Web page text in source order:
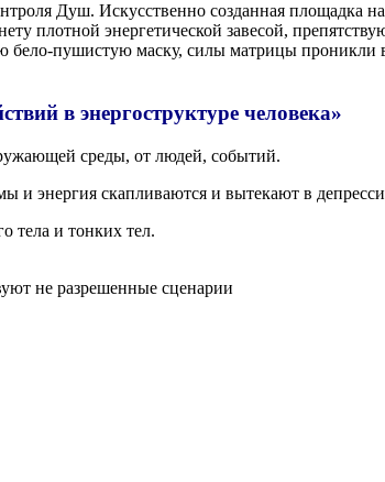
Душ. Искус­ствен­но создан­ная пло­щад­ка
плот­ной энер­ге­ти­че­ской заве­сой,
бело-пуши­стую мас­ку, силы мат­ри­цы про­ник­ли
в энергоструктуре человека»
сре­ды, от людей, событий.
и энер­гия скап­ли­ва­ют­ся и выте­ка­ют в
тела и тон­ких тел.
не раз­ре­шен­ные сценарии